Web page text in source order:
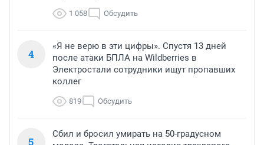
1 058 Обсудить
4
«Я не верю в эти цифры». Спустя 13 дней
после атаки БПЛА на Wildberries в
Электростали сотрудники ищут пропавших
коллег
819 Обсудить
5
Сбил и бросил умирать на 50-градусном